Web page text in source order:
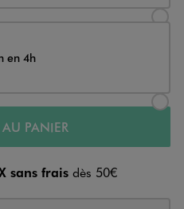
en 4h
PANIER
sans frais dès 50€